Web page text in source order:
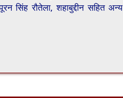
सिंह रौतेला, शहाबुद्दीन सहित अन्य